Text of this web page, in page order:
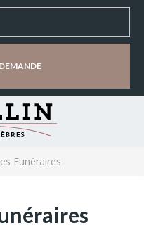
Funéraires